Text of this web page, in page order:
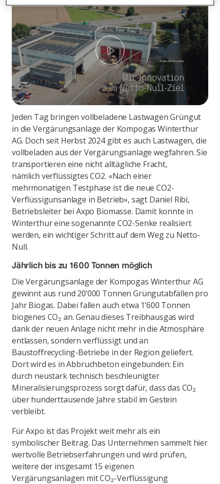
Play
Jeden Tag bringen vollbeladene Lastwagen Grüngut
in die Vergärungsanlage der Kompogas Winterthur
AG. Doch seit Herbst 2024 gibt es auch Lastwagen, die
vollbeladen aus der Vergärungsanlage wegfahren. Sie
transportieren eine nicht alltägliche Fracht,
nämlich verflüssigtes CO2. «Nach einer
mehrmonatigen Testphase ist die neue CO2-
Verflüssigunsanlage in Betrieb», sagt Daniel Ribi,
Betriebsleiter bei Axpo Biomasse. Damit konnte in
Winterthur eine sogenannte CO2-Senke realisiert
werden, ein wichtiger Schritt auf dem Weg zu Netto-
Null.
Jährlich bis zu 1600 Tonnen möglich
Die Vergärungsanlage der Kompogas Winterthur AG
gewinnt aus rund 20’000 Tonnen Grüngutabfällen pro
Jahr Biogas. Dabei fallen auch etwa 1’600 Tonnen
biogenes CO₂ an. Genau dieses Treibhausgas wird
dank der neuen Anlage nicht mehr in die Atmosphäre
entlassen, sondern verflüssigt und an
Baustoffrecycling-Betriebe in der Region geliefert.
Dort wird es in Abbruchbeton eingebunden: Ein
durch neustark technisch beschleunigter
Mineralisierungsprozess sorgt dafür, dass das CO₂
über hunderttausende Jahre stabil im Gestein
verbleibt.
Für Axpo ist das Projekt weit mehr als ein
symbolischer Beitrag. Das Unternehmen sammelt hier
wertvolle Betriebserfahrungen und wird prüfen,
weitere der insgesamt 15 eigenen
Vergärungsanlagen mit CO₂-Verflüssigung